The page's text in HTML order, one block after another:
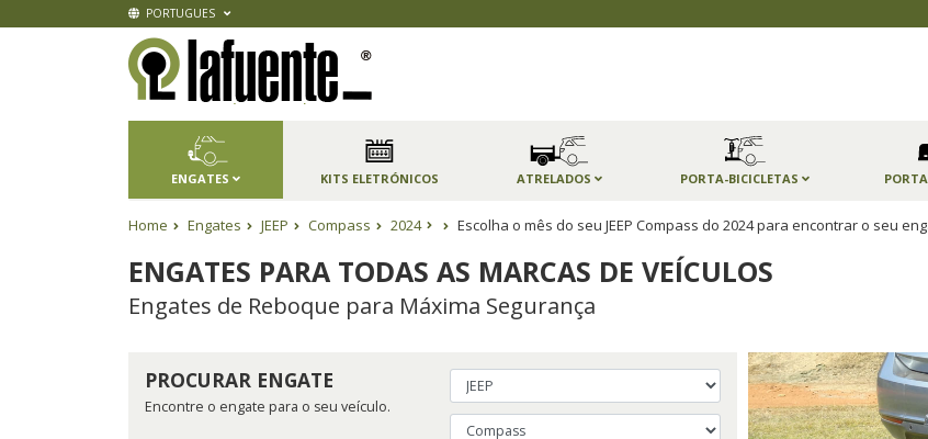
PORTUGUES
ENGATES KITS ELETRÓNICOS ATRELADOS PORTA-BICICLETAS
Home Engates JEEP Compass 2024 Escolha o mês do seu JEEP Compass do 2024 para encontrar o seu
ENGATES PARA TODAS AS MARCAS DE VEÍCULOS
Engates de Reboque para Máxima Segurança
PROCURAR ENGATE
Encontre o engate para o seu veículo.